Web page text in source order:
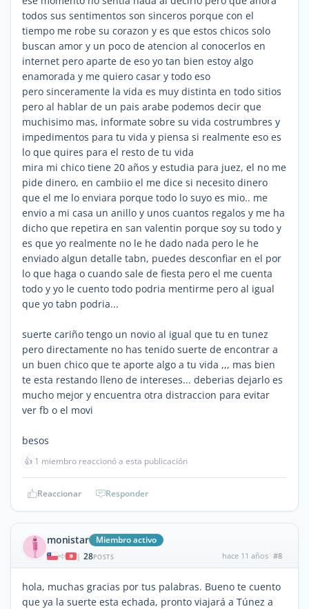
todos sus sentimentos son sinceros porque con el
tiempo me robe su corazon y es que estos chicos solo
buscan amor y un poco de atencion al conocerlos en
internet pero aparte de eso yo tan bien estoy algo
enamorada y me quiero casar y todo eso
pero sinceramente la vida es muy distinta en todo sitios
pero al hablar de un pais arabe podemos decir que
muchisimo mas, informate sobre su vida costrumbres y
impedimentos para tu vida y piensa si realmente eso es
lo que quires para el resto de tu vida
mira mi chico tiene 20 años y estudia para juez, el no me
pide dinero, en cambiio el me dice si necesito dinero
que el me lo enviara porque todo lo suyo es mio.. me
envio a mi casa un anillo y unos cuantos regalos y me ha
dicho que repetira en san valentin porque soy su todo y
es que yo realmente no le he dado nada pero le he
enviado algun detalle tabn, puedes desconfiar en el por
lo que haga o cuando sale de fiesta pero el me cuenta
todo y yo le cuento todo podria mentirme pero al igual
que yo tabn podria...
suerte cariño tengo un novio al igual que tu en tunez
pero directamente no has tenido suerte de encontrar a
un buen chico que te aporte algo a tu vida ,,, mas bien
te esta restando lleno de intereses... deberias dejarlo es
mucho mejor y encuentra otra distraccion para evitar
ver fb o el movi
besos
👍 1 miembro reaccionó a esta publicación
Reaccionar Responder
monistar Miembro activo
| 28POSTS hace 11 años #8
hola, muchas gracias por tus palabras. Bueno te cuento
que ya la suerte esta echada, pronto viajará a Túnez a